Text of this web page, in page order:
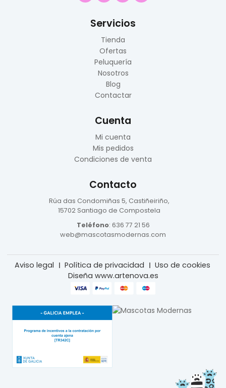
Servicios
Tienda
Ofertas
Peluquería
Nosotros
Blog
Contactar
Cuenta
Mi cuenta
Mis pedidos
Condiciones de venta
Contacto
Rúa das Condomiñas 5, Castiñeiriño,
15702 Santiago de Compostela
Teléfono: 636 77 21 56
web@mascotasmodernas.com
Aviso legal Política de privacidad
Uso de cookies
Diseña www.artenova.es